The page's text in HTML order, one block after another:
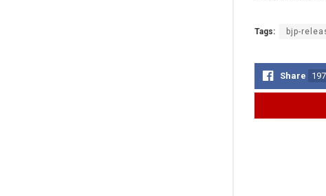
Tags: bjp-
Share 197